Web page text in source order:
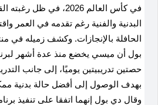
في كأس العالم 2026، في
البدنية والفنية رغم تقدمه في العمر
الحافلة بالإنجازات. وكشف زميله في
بول أن ميسي يخضع منذ عدة أشهر
حصتين تدريبيتين يوميًا، إلى جانب
بهدف الوصول إلى أفضل حالة بدنية
وقال دي بول إنهما اتفقا على تنفيذ